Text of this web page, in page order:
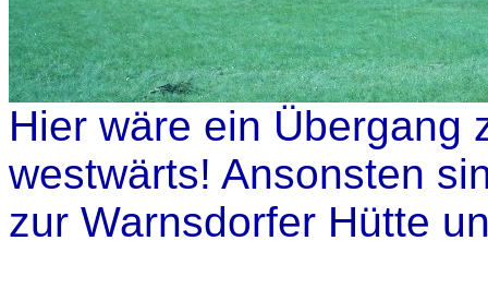
Hier wäre ein Übergang
westwärts! Ansonsten
zur Warnsdorfer Hütte